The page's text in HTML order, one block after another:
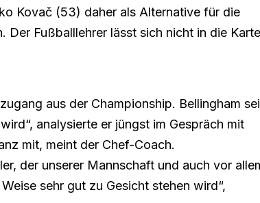
Kovač (53) daher als Alternative für die
Fußballlehrer lässt sich nicht in die
aus der Championship. Bellingham sei
analysierte er jüngst im Gespräch mit
mit, meint der Chef-Coach.
der unserer Mannschaft und auch vor
sehr gut zu Gesicht stehen wird“,